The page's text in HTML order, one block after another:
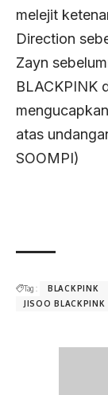
melejit
Direction
Zayn
BLACKPINK
atas
SOOMPI)
Tag : BLACKPINK
JISOO BLACKPINK